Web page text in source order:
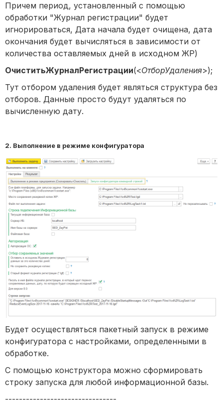
Причем период, установленный с помощью
обработки "Журнал регистрации" будет
игнорироваться, Дата начала будет очищена, дата
окончания будет вычисляться в зависимости от
количества оставляемых дней в исходном ЖР)
ОчиститьЖурналРегистрации(<ОтборУдаления>);
Тут отбором удаления будет являться структура без
отборов. Данные просто будут удаляться по
вычисленную дату.
2. Выполнение в режиме конфигуратора
Будет осуществляться пакетный запуск в режиме
конфигуратора с настройками, определенными в
обработке.
С помощью конструктора можно сформировать
строку запуска для любой информационной базы.
--------------------------------